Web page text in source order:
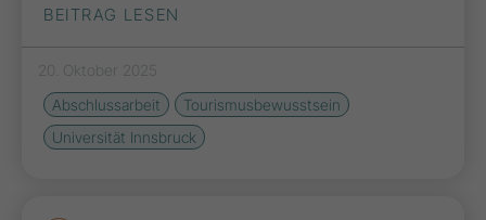
BEITRAG LESEN
20. Oktober 2025
Abschlussarbeit
Tourismusbewusstsein
Universität Innsbruck